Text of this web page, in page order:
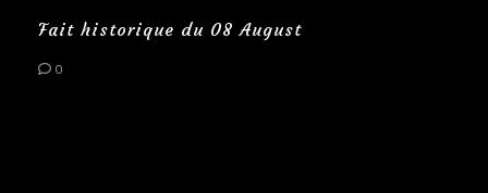
Fait historique du 08 August
0